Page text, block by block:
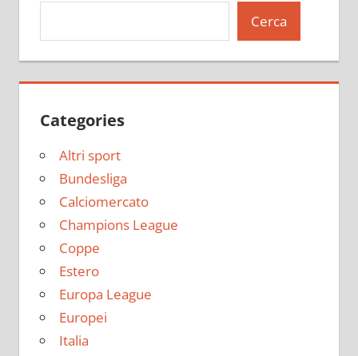
Cerca
Categories
Altri sport
Bundesliga
Calciomercato
Champions League
Coppe
Estero
Europa League
Europei
Italia